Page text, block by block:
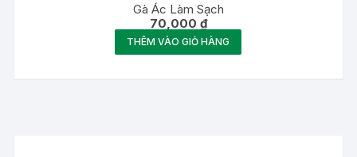
Gà Ác Làm Sạch
70,000 ₫
THÊM VÀO GIỎ HÀNG